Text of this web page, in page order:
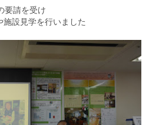
要請を受け
設見学を行いました